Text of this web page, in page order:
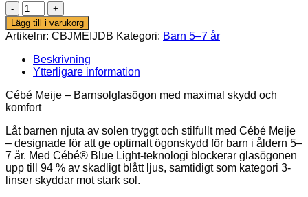
Cébé
MEIJE
-
Deep
Ocean
mängd
Lägg till i varukorg
Artikelnr: CBJMEIJDB Kategori: Barn 5–7 år
Beskrivning
Ytterligare information
Cébé Meije – Barnsolglasögon med maximal skydd och
komfort
Låt barnen njuta av solen tryggt och stilfullt med Cébé Meije
– designade för att ge optimalt ögonskydd för barn i åldern 5–
7 år. Med Cébé® Blue Light-teknologi blockerar glasögonen
upp till 94 % av skadligt blått ljus, samtidigt som kategori 3-
linser skyddar mot stark sol.